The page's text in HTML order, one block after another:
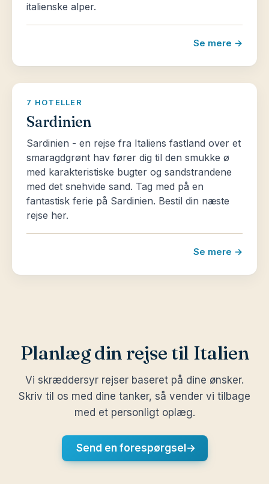
italienske alper.
Se mere →
7 HOTELLER
Sardinien
Sardinien - en rejse fra Italiens fastland over et
smaragdgrønt hav fører dig til den smukke ø
med karakteristiske bugter og sandstrandene
med det snehvide sand. Tag med på en
fantastisk ferie på Sardinien. Bestil din næste
rejse her.
Se mere →
Planlæg din rejse til Italien
Vi skræddersyr rejser baseret på dine ønsker.
Skriv til os med dine tanker, så vender vi tilbage
med et personligt oplæg.
Send en forespørgsel →